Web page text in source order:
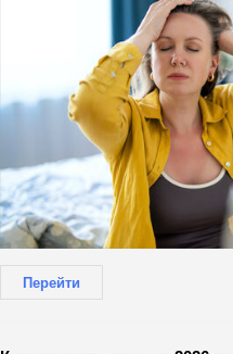
Перейти